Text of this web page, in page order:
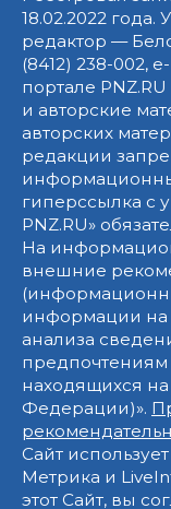
18.02.2022
редактор —
(8412) 238-002,
портале
и авторские
авторских
редакции
гиперссылка с
PNZ.RU»
На
внешние
информации на
анализа
предпочтениям
находящихся
Федерации)».
Сайт
Метрика и
этот Сайт, вы